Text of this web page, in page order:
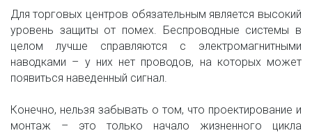
Для торговых центров обязательным является высокий
уровень защиты от помех. Беспроводные системы в
целом лучше справляются с электромагнитными
наводками – у них нет проводов, на которых может
появиться наведенный сигнал.
Конечно, нельзя забывать о том, что проектирование и
монтаж – это только начало жизненного цикла